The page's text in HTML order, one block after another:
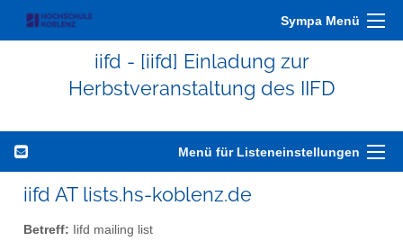
Sympa Menü
iifd - [iifd] Einladung zur
Herbstveranstaltung des IIFD
Menü für Listeneinstellungen
iifd AT lists.hs-koblenz.de
Betreff: Iifd mailing list